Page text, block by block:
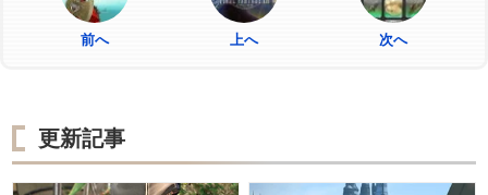
前へ 上へ 次へ
更新記事